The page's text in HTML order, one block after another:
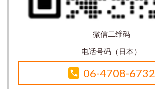
微信二维码
电话号码（日本）
06-4708-6732